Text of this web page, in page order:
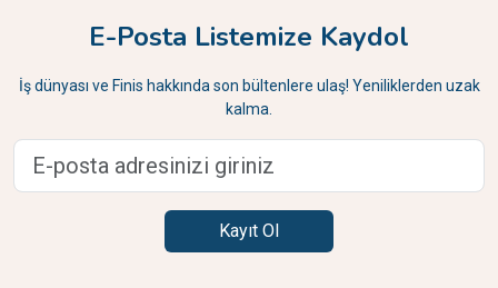
E-Posta Listemize Kaydol
İş dünyası ve Finis hakkında son bültenlere ulaş! Yeniliklerden uzak
kalma.
Kayıt Ol